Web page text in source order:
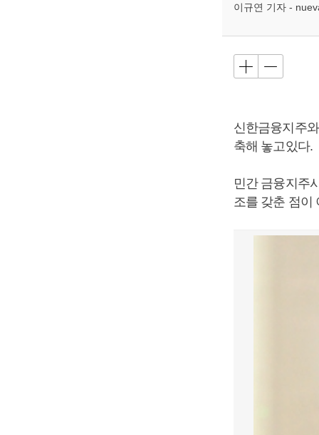
이규연 기자 -
신한금융지주
축해 놓고있다.
민간 금융지주
조를 갖춘 점이